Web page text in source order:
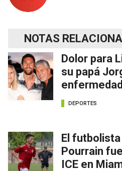
NOTAS
Dolor para
su papá
enfermedad
DEPORTES
El
Pourrain
ICE en